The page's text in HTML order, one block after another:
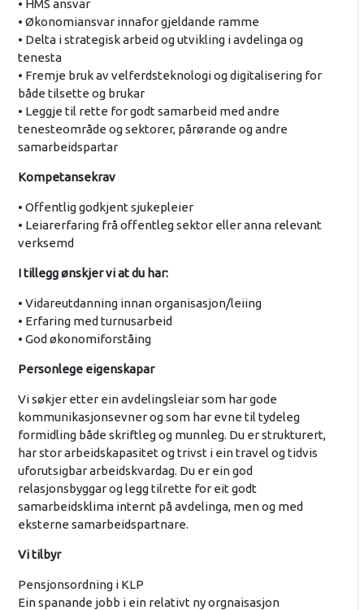
• HMS ansvar
• Økonomiansvar innafor gjeldande ramme
• Delta i strategisk arbeid og utvikling i avdelinga og
tenesta
• Fremje bruk av velferdsteknologi og digitalisering for
både tilsette og brukar
• Leggje til rette for godt samarbeid med andre
tenesteområde og sektorer, pårørande og andre
samarbeidspartar
Kompetansekrav
• Offentlig godkjent sjukepleier
• Leiarerfaring frå offentleg sektor eller anna relevant
verksemd
I tillegg ønskjer vi at du har:
• Vidareutdanning innan organisasjon/leiing
• Erfaring med turnusarbeid
• God økonomiforståing
Personlege eigenskapar
Vi søkjer etter ein avdelingsleiar som har gode
kommunikasjonsevner og som har evne til tydeleg
formidling både skriftleg og munnleg. Du er strukturert,
har stor arbeidskapasitet og trivst i ein travel og tidvis
uforutsigbar arbeidskvardag. Du er ein god
relasjonsbyggar og legg tilrette for eit godt
samarbeidsklima internt på avdelinga, men og med
eksterne samarbeidspartnare.
Vi tilbyr
Pensjonsordning i KLP
Ein spanande jobb i ein relativt ny orgnaisasjon